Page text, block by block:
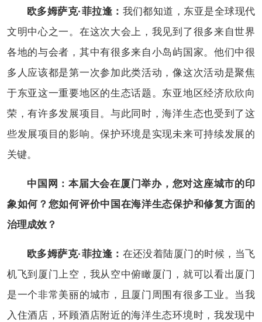
欧多姆萨克·菲拉逢： 我们都知道，东亚是全球现代
文明中心之一。在这次大会上，我见到了很多来自世界
各地的与会者，其中有很多来自小岛屿国家。他们中很
多人应该都是第一次参加此类活动，像这次活动是聚焦
于东亚这一重要地区的生态话题。东亚地区经济欣欣向
荣，有许多发展项目。与此同时，海洋生态也受到了这
些发展项目的影响。保护环境是实现未来可持续发展的
关键。
中国网：本届大会在厦门举办，您对这座城市的印
象如何？您如何评价中国在海洋生态保护和修复方面的
治理成效？
欧多姆萨克·菲拉逢： 在还没着陆厦门的时候，当飞
机飞到厦门上空，我从空中俯瞰厦门，就可以看出厦门
是一个非常美丽的城市，且厦门周围有很多工业。当我
入住酒店，环顾酒店附近的海洋生态环境时，我发现中